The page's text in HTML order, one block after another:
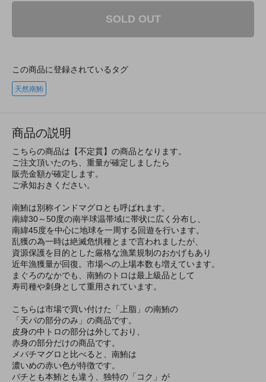
SOLD OUT
この商品に登録されているタグ
天然南鮪
商品の説明
こちらの商品は【不定貫】の商品となります。
ご注文頂いたのち、重量が確定しましたら
販売金額が確定します。
ご承知おきください。
南鮪は別称インドマグロとも呼ばれます。
南緯30～50度の南半球温帯域に帯状に広く分布し、
南緯45度を中心に地球を一周する回遊を行います。
乱獲の為一時は絶滅危惧種とまで言われましたが、
資源保護を目的とした厳格な漁業規制のおかげもあり
近年漁獲量が回復。市場への上場本数も増えています。
まぐろのなかでも、南鮪のトロは最上級品として
寿司種や刺身として重用されています。
こちらは市場で買い付けた「上脂」の南鮪の
「天パの部分のみ」の商品です。
皮身の中トロの部分は外しており、
赤身の部分だけの商品です。
メバチマグロと比べると、南鮪は
濃いめの赤い色が特徴です。
バチとも本鮪とも違う、独特の「コク」が